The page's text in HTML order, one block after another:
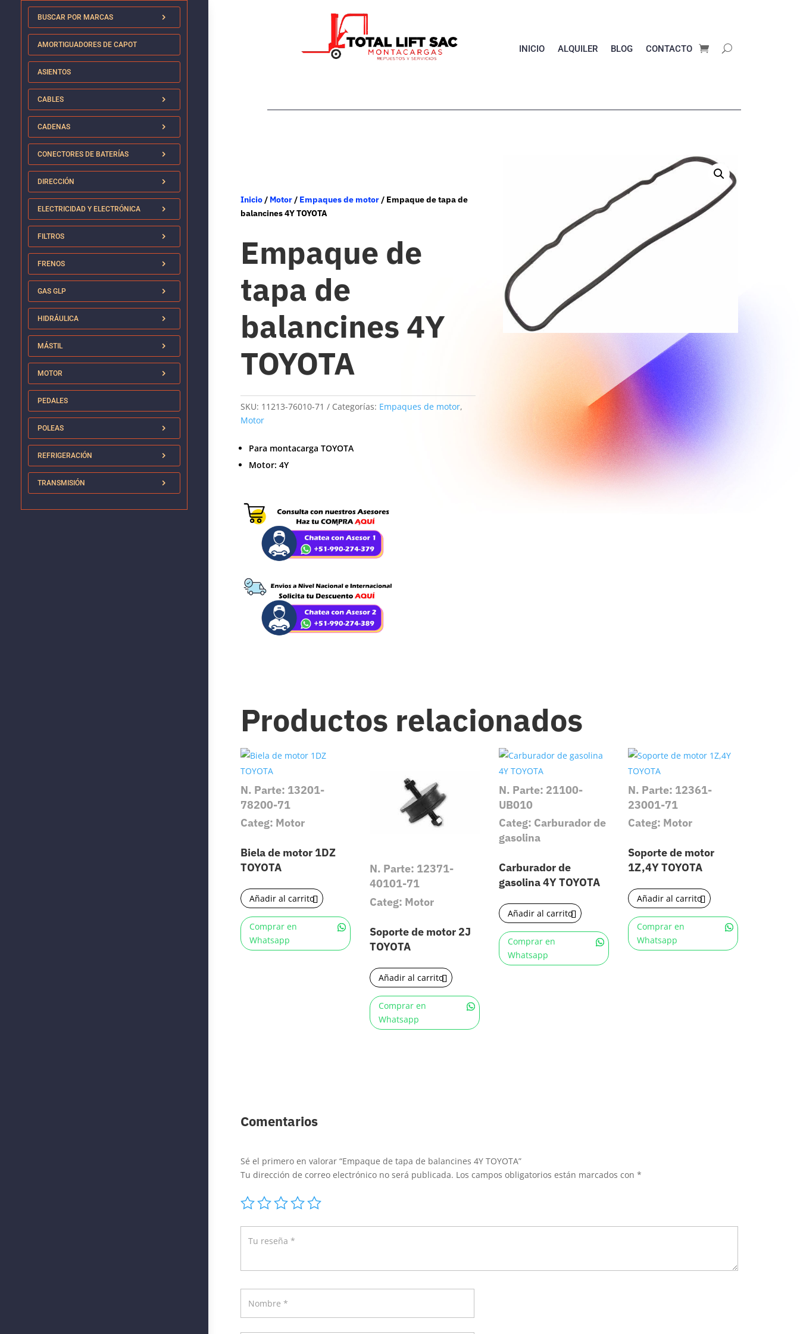
BUSCAR POR MARCAS
AMORTIGUADORES DE CAPOT
ASIENTOS
CABLES
CADENAS
CONECTORES DE BATERÍAS
DIRECCIÓN
ELECTRICIDAD Y ELECTRÓNICA
FILTROS
FRENOS
GAS GLP
HIDRÁULICA
MÁSTIL
MOTOR
PEDALES
POLEAS
REFRIGERACIÓN
TRANSMISIÓN
INICIO ALQUILER BLOG CONTACTO
Inicio/ Motor/ Empaques de motor/ Empaque de tapa de
balancines 4Y TOYOTA
Empaque de
tapa de
balancines 4Y
TOYOTA
SKU: 11213-76010-71 Categorías: Empaques de motor,
Motor
Para montacarga TOYOTA
Motor: 4Y
Productos relacionados
N. Parte: 13201-
78200-71
Categ: Motor
Biela de motor 1DZ
TOYOTA
Añadir al carrito
Comprar en
Whatsapp
N. Parte: 12371-
40101-71
Categ: Motor
Soporte de motor 2J
TOYOTA
Añadir al carrito
Comprar en
Whatsapp
N. Parte: 21100-
UB010
Categ: Carburador de
gasolina
Carburador de
gasolina 4Y TOYOTA
Añadir al carrito
Comprar en
Whatsapp
N. Parte: 12361-
23001-71
Categ: Motor
Soporte de motor
1Z,4Y TOYOTA
Añadir al carrito
Comprar en
Whatsapp
Comentarios
Sé el primero en valorar “Empaque de tapa de balancines 4Y TOYOTA”
Tu dirección de correo electrónico no será publicada. Los campos obligatorios están marcados con*